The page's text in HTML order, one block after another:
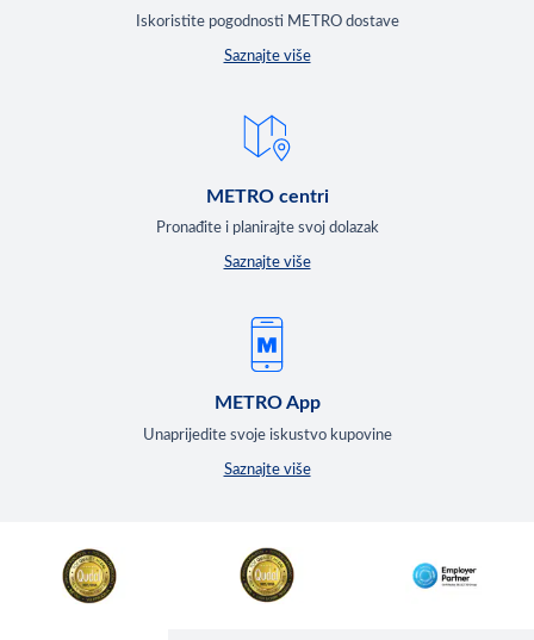
Iskoristite pogodnosti METRO dostave
Saznajte više
METRO centri
Pronađite i planirajte svoj dolazak
Saznajte više
METRO App
Unaprijedite svoje iskustvo kupovine
Saznajte više